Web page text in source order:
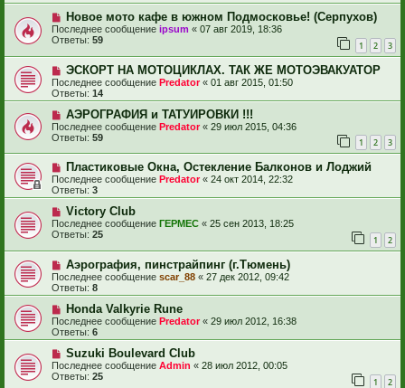
Новое мото кафе в южном Подмосковье! (Серпухов)
Последнее сообщение ipsum « 07 авг 2019, 18:36
Ответы: 59 1 2 3
ЭСКОРТ НА МОТОЦИКЛАХ. ТАК ЖЕ МОТОЭВАКУАТОР
Последнее сообщение Predator« 01 авг 2015, 01:50
Ответы: 14
АЭРОГРАФИЯ и ТАТУИРОВКИ !!!
Последнее сообщение Predator« 29 июл 2015, 04:36
Ответы: 59 1 2 3
Пластиковые Окна, Остекление Балконов и Лоджий
Последнее сообщение Predator« 24 окт 2014, 22:32
Ответы: 3
Victory Club
Последнее сообщение ГЕРМЕС « 25 сен 2013, 18:25
Ответы: 25 1 2
Аэрография, пинстрайпинг (г.Тюмень)
Последнее сообщение scar_88 « 27 дек 2012, 09:42
Ответы: 8
Honda Valkyrie Rune
Последнее сообщение Predator« 29 июл 2012, 16:38
Ответы: 6
Suzuki Boulevard Club
Последнее сообщение Admin « 28 июл 2012, 00:05
Ответы: 25 1 2